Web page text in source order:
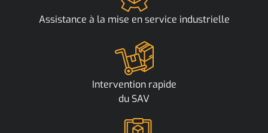
Assistance à la mise en service industrielle
Intervention rapide
du SAV